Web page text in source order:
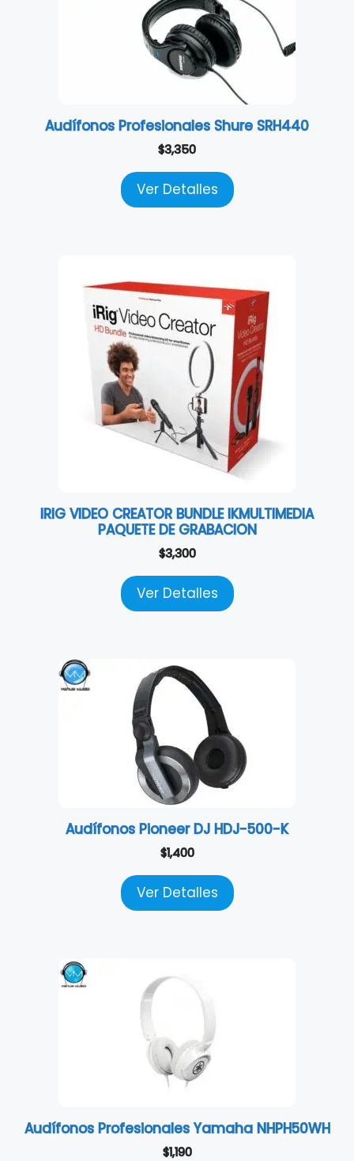
Audífonos Profesionales Shure SRH440
$3,350
Ver Detalles
IRIG VIDEO CREATOR BUNDLE IKMULTIMEDIA
PAQUETE DE GRABACION
$3,300
Ver Detalles
Audífonos Pioneer DJ HDJ-500-K
$1,400
Ver Detalles
Audífonos Profesionales Yamaha NHPH50WH
$1,190